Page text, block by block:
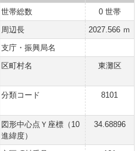
世帯総数
0 世帯
周辺長
2027.566 ｍ
支庁・振興局名
区町村名 東灘区
分類コード 8101
図形中心点Ｙ座標（10
進緯度）
34.68896